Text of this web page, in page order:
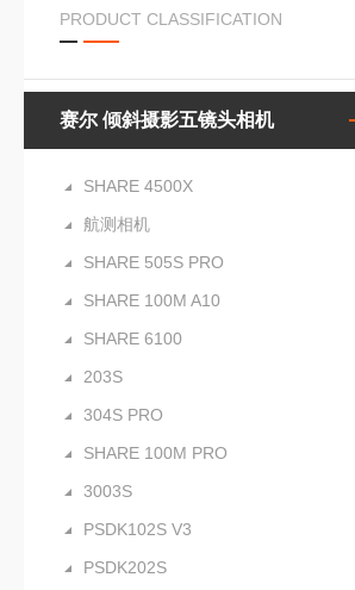
PRODUCT CLASSIFICATION
赛尔 倾斜摄影五镜头相机
SHARE 4500X
航测相机
SHARE 505S PRO
SHARE 100M A10
SHARE 6100
203S
304S PRO
SHARE 100M PRO
3003S
PSDK102S V3
PSDK202S